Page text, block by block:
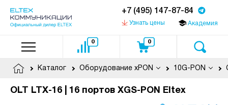
+7 (495) 147-87-84
Узнать цены Академия
0 0
Каталог Оборудование xPON 10G-PON
OLT LTX-16 | 16 портов XGS-PON Eltex